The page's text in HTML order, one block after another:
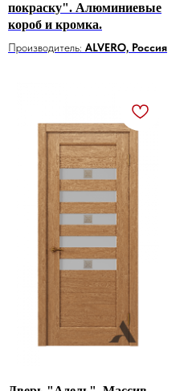
покраску". Алюминиевые
короб и кромка.
Производитель: ALVERO, Россия